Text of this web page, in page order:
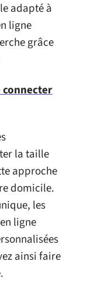
adapté à
ligne
grâce
connecter
la taille
approche
domicile.
les
ligne
ainsi faire